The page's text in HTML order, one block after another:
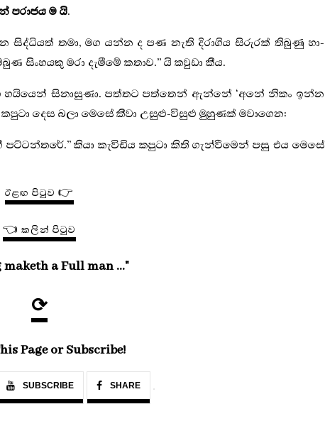
පරාජය ම යි.
සිද්ධියත් තමා, මග යන්න ද පණ නැති දිරාගිය සිරුරක් තිබුණු හා-
සිංහයකු මරා දැමීමේ කතාව.” යි කවුඩා කීය.
හයියෙන් සිනාසුණා. පත්තට පත්තෙන් ඇන්නේ ‘අනේ නිකං ඉන්න
දෙස බලා මෙසේ කීවා උසුළු-විසුළු මුහුණක් මවාගෙන:
කියා කැවිඩිය කපුටා කිති ගැන්වීමෙන් පසු එය මෙසේ
ඊළඟ පිටුව 👉
👈 කලින් පිටුව
maketh a Full man ..."
⟳
Page or Subscribe!
SUBSCRIBE SHARE